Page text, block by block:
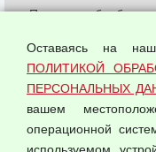
Политика обработки
Согласием на
Оферта оптовой
Публичная оферта
Оставаясь на
ПОЛИТИКОЙ
ПЕРСОНАЛЬНЫХ
вашем
операционной